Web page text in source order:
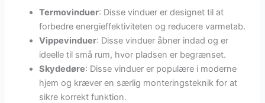
Termovinduer: Disse vinduer er designet til at
forbedre energieffektiviteten og reducere varmetab.
Vippevinduer: Disse vinduer åbner indad og er
ideelle til små rum, hvor pladsen er begrænset.
Skydedøre: Disse vinduer er populære i moderne
hjem og kræver en særlig monteringsteknik for at
sikre korrekt funktion.